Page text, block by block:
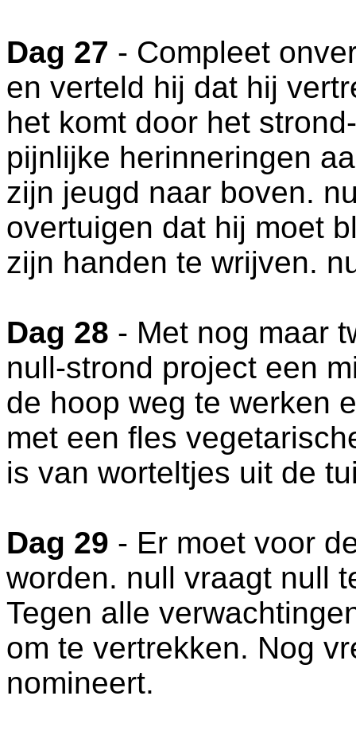
Dag 27 - Compleet
en verteld hij dat hij
het komt door het
pijnlijke herinneringen
zijn jeugd naar boven.
overtuigen dat hij moet
zijn handen te wrijven.
Dag 28 - Met nog maar
null-strond project een
de hoop weg te werken
met een fles
is van worteltjes uit de
Dag 29 - Er moet voor
worden. null vraagt null
Tegen alle
om te vertrekken. Nog
nomineert.